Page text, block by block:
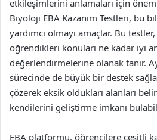
etkileşimlerini anlamaları için
Biyoloji EBA Kazanım Testleri, bu
yardımcı olmayı amaçlar. Bu
öğrendikleri konuları ne kadar iyi
değerlendirmelerine olanak tanır.
sürecinde de büyük bir destek
çözerek eksik oldukları alanları
kendilerini geliştirme imkanı
EBA platformu, öğrencilere çeşitli